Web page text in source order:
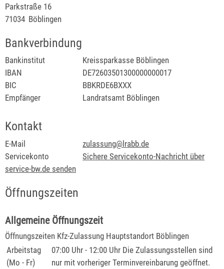
Parkstraße 16
71034 Böblingen
Bankverbindung
Bankinstitut
Kreissparkasse Böblingen
IBAN
DE72603501300000000017
BIC
BBKRDE6BXXX
Empfänger
Landratsamt Böblingen
Kontakt
E-Mail
zulassung@lrabb.de
Servicekonto
Sichere Servicekonto-Nachricht über
service-bw.de senden
Öffnungszeiten
Allgemeine Öffnungszeit
Öffnungszeiten Kfz-Zulassung Hauptstandort Böblingen
Arbeitstag
(Mo - Fr)
07:00 Uhr - 12:00 Uhr Die Zulassungsstellen sind
nur mit vorheriger Terminvereinbarung geöffnet.